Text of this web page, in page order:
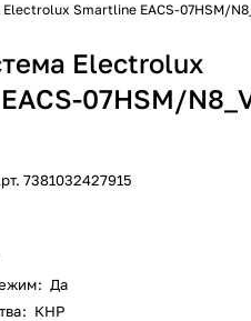
Smartline EACS-07HSM/
Electrolux
07HSM/
7381032427915
: Да
: КНР